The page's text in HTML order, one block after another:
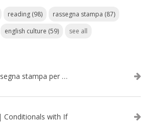
reading (98) rassegna stampa (87)
english culture (59) see all
SPEAK TIPS | La rassegna stampa per migliorare l’inglese - luglio 2026
Conditionals with If